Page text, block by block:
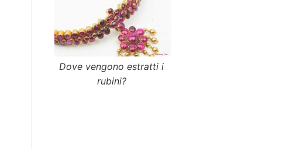
Dove vengono estratti i
rubini?